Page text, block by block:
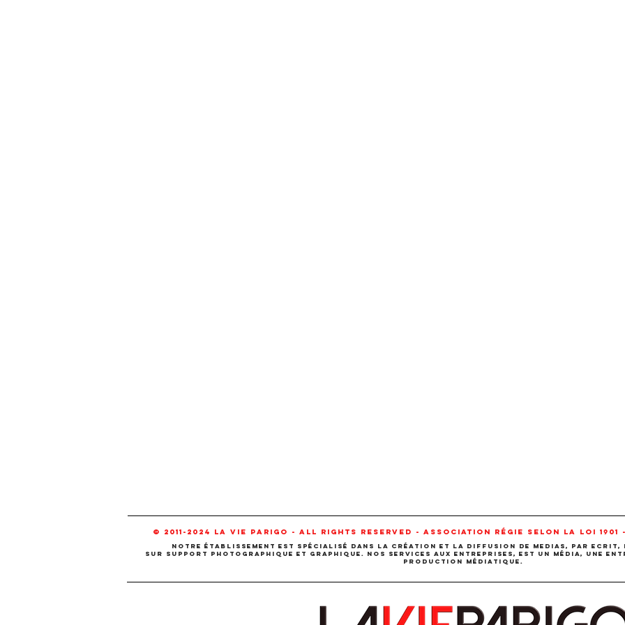
© 2011-2024 La Vie Parigo - all rights reserved - association régie selon la loi 1901 -
NOTRE établissement est spécialisé dans la création et la diffusion de meDias, par ECRIT,
sur support photographique et graphique. Nos Services aux entreprises, EST un Média, une
production médiatique.